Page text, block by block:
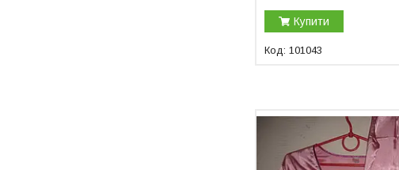
Купити
101043